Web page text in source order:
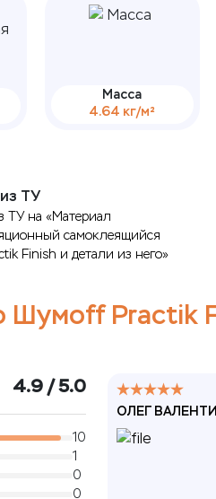
Масса
4.64 кг/м²
ТУ
ТУ на «Материал
самоклеящийся
Finish и детали из него»
Шумoff Practik
4.9 / 5.0
10
1
0
0
ОЛЕГ